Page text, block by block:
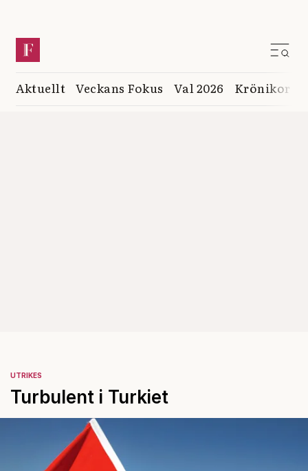
Aktuellt Veckans Fokus Val 2026 Krönikor
UTRIKES
Turbulent i Turkiet